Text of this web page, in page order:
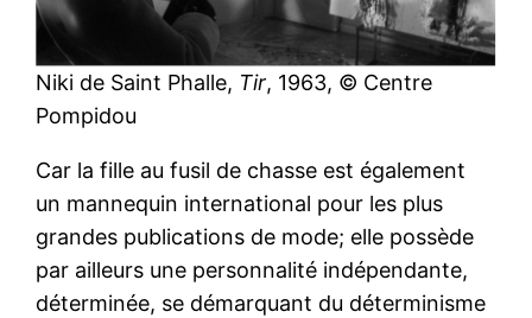
Niki de Saint Phalle, Tir, 1963, © Centre
Pompidou
Car la fille au fusil de chasse est également
un mannequin international pour les plus
grandes publications de mode; elle possède
par ailleurs une personnalité indépendante,
déterminée, se démarquant du déterminisme